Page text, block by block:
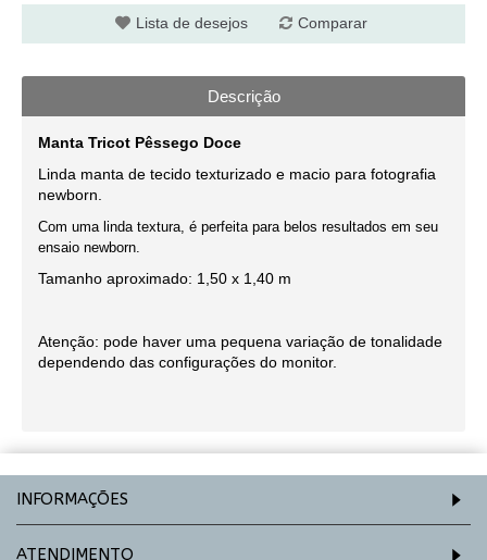
Lista de desejos Comparar
Descrição
Manta Tricot Pêssego Doce
Linda manta de tecido texturizado e macio para fotografia
newborn
Com uma linda textura, é perfeita para belos resultados em seu
ensaio newborn.
Tamanho aproximado: 1,50 x 1,40 m
Atenção: pode haver uma pequena variação de tonalidade
dependendo das configurações do monitor.
INFORMAÇÕES
ATENDIMENTO